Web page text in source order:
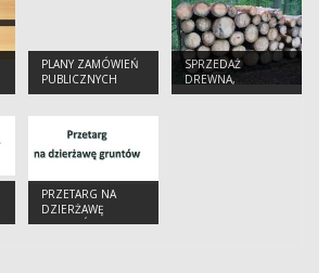
PLANY ZAMÓWIEŃ
PUBLICZNYCH
SPRZEDAŻ
DREWNA,
SADZONEK I
PRZETARG NA
DZIERŻAWĘ
GRUNTÓW